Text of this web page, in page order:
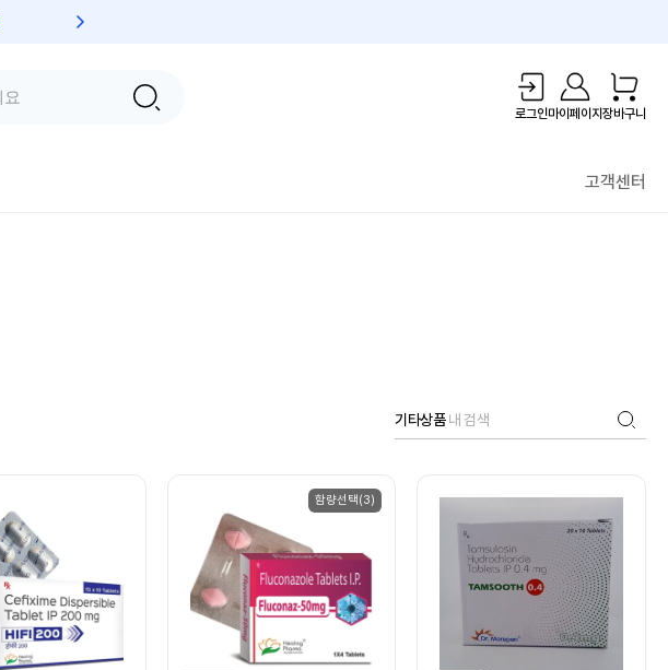
로그인마이페이지장바구니
고객센터
기타상품내 검색
함량선택(3)